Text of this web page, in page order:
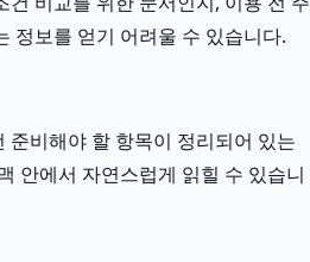
정보를 얻기 어려울 수 있습니다.
비해야 할 항목이 정리되어 있는
안에서 자연스럽게 읽힐 수 있습니